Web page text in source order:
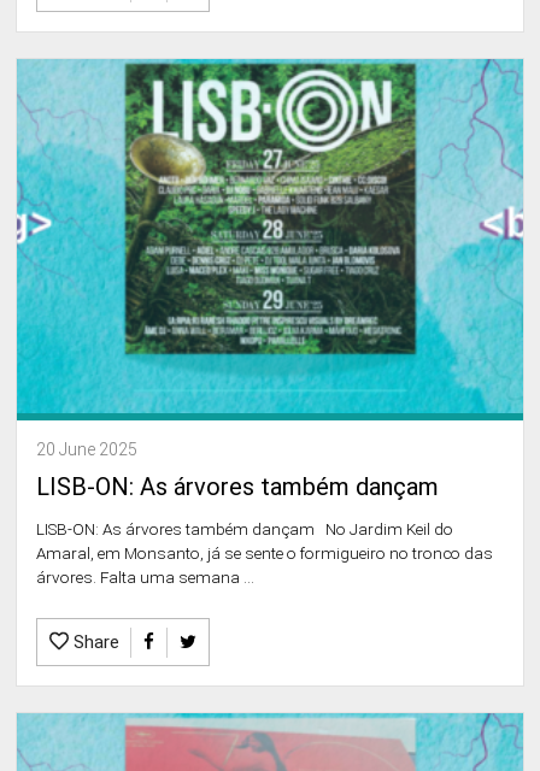
20 June 2025
LISB-ON: As árvores também dançam
LISB-ON: As árvores também dançam No Jardim Keil do
Amaral, em Monsanto, já se sente o formigueiro no tronco das
árvores. Falta uma semana ...
Share